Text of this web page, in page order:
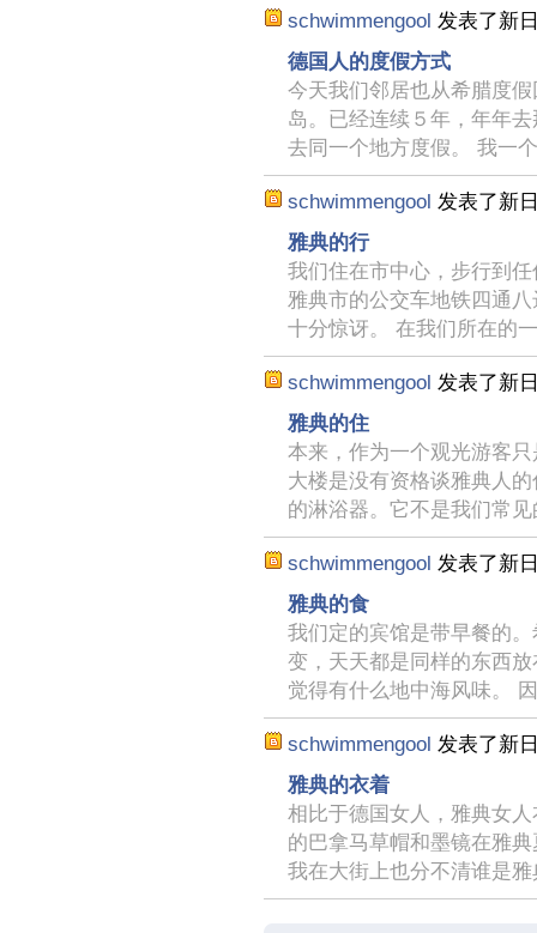
schwimmengool 发表了新
德国人的度假方式
今天我们邻居也从希腊度
岛。已经连续５年，年年
去同一个地方度假。 我一个
schwimmengool 发表了新
雅典的行
我们住在市中心，步行到
雅典市的公交车地铁四通
十分惊讶。 在我们所在的
schwimmengool 发表了新
雅典的住
本来，作为一个观光游客
大楼是没有资格谈雅典人
的淋浴器。它不是我们常见
schwimmengool 发表了新
雅典的食
我们定的宾馆是带早餐的
变，天天都是同样的东西
觉得有什么地中海风味。
schwimmengool 发表了新
雅典的衣着
相比于德国女人，雅典女
的巴拿马草帽和墨镜在雅
我在大街上也分不清谁是